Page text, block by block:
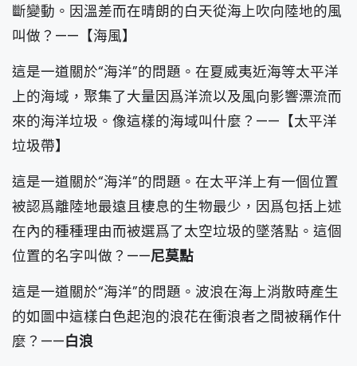
斷變動。因溫差而在晴朗的白天從海上吹向陸地的風
叫做？——【海風】
這是一道關於“海洋”的問題。在夏威夷近海等太平洋
上的海域，聚集了大量因爲洋流以及風向影響漂流而
來的海洋垃圾。像這樣的海域叫什麼？——【太平洋
垃圾帶】
這是一道關於“海洋”的問題。在太平洋上有一個位置
被認爲離陸地最遠且棲息的生物最少，因爲包括上述
在內的種種理由而被選爲了太空垃圾的墜落點。這個
位置的名字叫做？——尼莫點
這是一道關於“海洋”的問題。波浪在海上消散時產生
的如圖中這樣白色起泡的浪花在衝浪者之間被稱作什
麼？——白浪